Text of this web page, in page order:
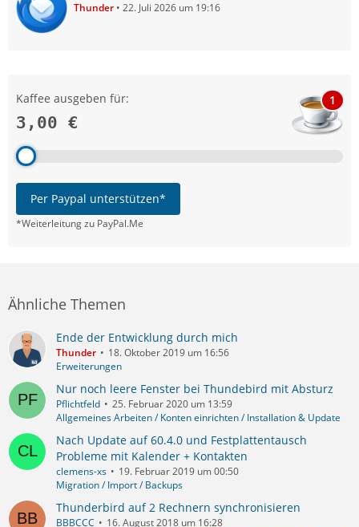
Thunder 22. Juli 2026 um 19:16
Kaffee ausgeben für:
3,00 €
1
Per Paypal unterstützen*
*Weiterleitung zu PayPal.Me
Ähnliche Themen
Ende der Entwicklung durch mich
Thunder
18. Oktober 2019 um 16:56
Erweiterungen
Nur noch leere Fenster bei Thundebird mit Absturz
Pflichtfeld
25. Februar 2020 um 13:59
Allgemeines Arbeiten / Konten einrichten / Installation & Update
Nach Update auf 60.4.0 und Festplattentausch
Probleme mit Kalender + Kontakten
clemens-xs
19. Februar 2019 um 00:50
Migration / Import / Backups
Thunderbird auf 2 Rechnern synchronisieren
BBBCCC
16. August 2018 um 16:28